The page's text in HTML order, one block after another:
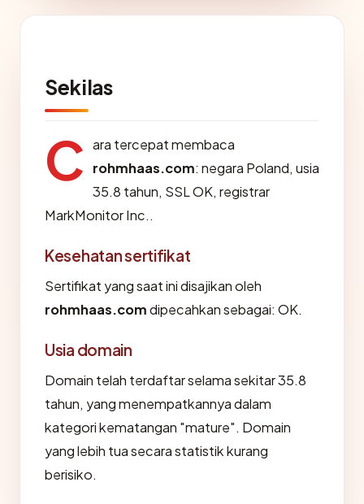
Sekilas
C ara tercepat membaca
rohmhaas.com: negara Poland, usia
35.8 tahun, SSL OK, registrar
MarkMonitor Inc..
Kesehatan sertifikat
Sertifikat yang saat ini disajikan oleh
rohmhaas.comdipecahkan sebagai: OK.
Usia domain
Domain telah terdaftar selama sekitar 35.8
tahun, yang menempatkannya dalam
kategori kematangan "mature". Domain
yang lebih tua secara statistik kurang
berisiko.